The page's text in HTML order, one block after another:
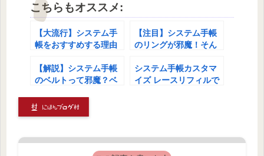
こちらもオススメ:
【大流行】システム手
帳をおすすめする理由
【注目】システム手帳
のリングが邪魔！そん
えちゃいます！【愛用
歴6年】
【解説】システム手帳
のベルトって邪魔？ベ
邪魔ポイント【システ
ム手帳歴6年】
システム手帳カスタマ
イズ レースリフィルで